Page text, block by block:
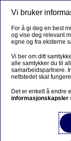
Vi bruker
For å gi deg en best
og vise deg relevant
egne og fra eksterne
Vi ber om ditt
alle samtykker du til
samarbeidspartnere.
nettstedet skal
Det er enkelt å endre
informasjonskapsler